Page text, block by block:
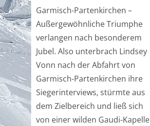
Garmisch-Partenkirchen –
Außergewöhnliche Triumphe
verlangen nach besonderem
Jubel. Also unterbrach Lindsey
Vonn nach der Abfahrt von
Garmisch-Partenkirchen ihre
Siegerinterviews, stürmte aus
dem Zielbereich und ließ sich
von einer wilden Gaudi-Kapelle